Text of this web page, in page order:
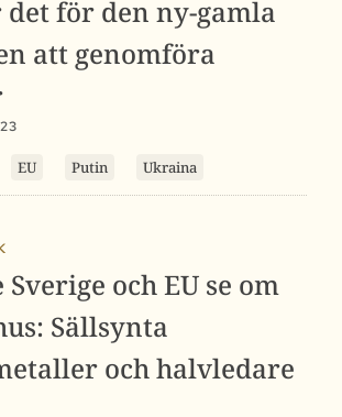
för den ny-gamla
att genomföra
EU Putin Ukraina
och EU se om
Sällsynta
och halvledare